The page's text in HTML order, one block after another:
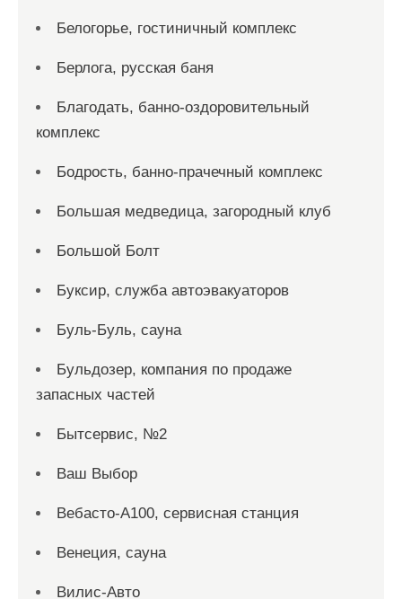
Белогорье, гостиничный комплекс
Берлога, русская баня
Благодать, банно-оздоровительный
комплекс
Бодрость, банно-прачечный комплекс
Большая медведица, загородный клуб
Большой Болт
Буксир, служба автоэвакуаторов
Буль-Буль, сауна
Бульдозер, компания по продаже
запасных частей
Бытсервис, №2
Ваш Выбор
Вебасто-А100, сервисная станция
Венеция, сауна
Вилис-Авто